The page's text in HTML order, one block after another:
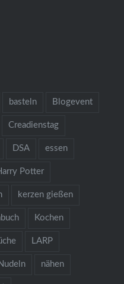
basteln Blogevent
Creadienstag
DSA essen
Potter
kerzen gießen
Kochen
LARP
nähen